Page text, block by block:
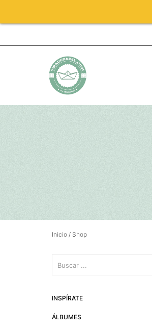
Inicio / Shop
INSPÍRATE
ÁLBUMES